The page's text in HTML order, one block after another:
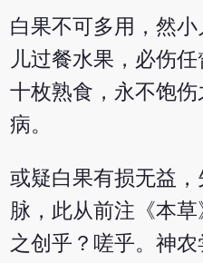
白果不可多用，然
儿过餐水果，必伤
十枚熟食，永不饱
病。
或疑白果有损无益
脉，此从前注《本
之创乎？嗟乎。神农